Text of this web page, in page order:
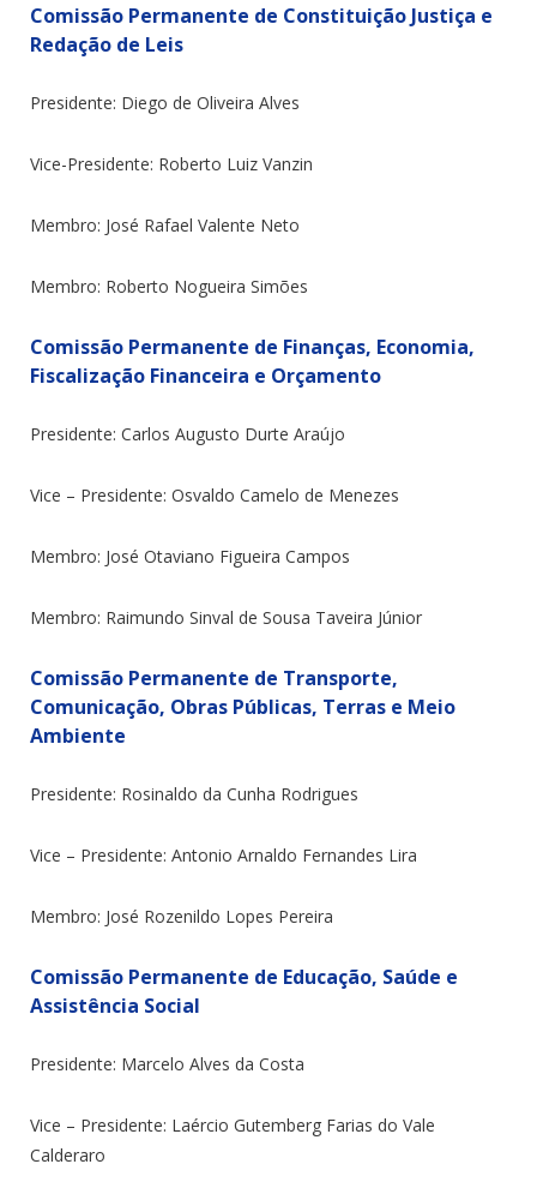
Comissão Permanente de Constituição Justiça e
Redação de Leis
Presidente: Diego de Oliveira Alves
Vice-Presidente: Roberto Luiz Vanzin
Membro: José Rafael Valente Neto
Membro: Roberto Nogueira Simões
Comissão Permanente de Finanças, Economia,
Fiscalização Financeira e Orçamento
Presidente: Carlos Augusto Durte Araújo
Vice – Presidente: Osvaldo Camelo de Menezes
Membro: José Otaviano Figueira Campos
Membro: Raimundo Sinval de Sousa Taveira Júnior
Comissão Permanente de Transporte,
Comunicação, Obras Públicas, Terras e Meio
Ambiente
Presidente: Rosinaldo da Cunha Rodrigues
Vice – Presidente: Antonio Arnaldo Fernandes Lira
Membro: José Rozenildo Lopes Pereira
Comissão Permanente de Educação, Saúde e
Assistência Social
Presidente: Marcelo Alves da Costa
Vice – Presidente: Laércio Gutemberg Farias do Vale
Calderaro